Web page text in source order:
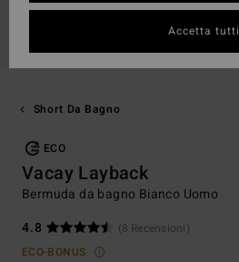
Short Da Bagno
ECO
Vacay Layback
Bermuda da bagno Bianco Uomo
4.8
(8 Recensioni)
ECO-BONUS
Accetta tutti